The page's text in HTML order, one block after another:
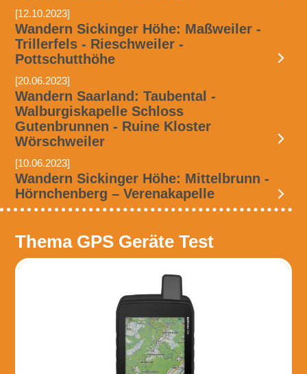
[12.10.2023]
Wandern Sickinger Höhe: Maßweiler -
Trillerfels - Rieschweiler -
Pottschutthöhe
[20.06.2023]
Wandern Saarland: Taubental -
Walburgiskapelle Schloss
Gutenbrunnen - Ruine Kloster
Wörschweiler
[10.06.2023]
Wandern Sickinger Höhe: Mittelbrunn -
Hörnchenberg – Verenakapelle
Thema GPS Geräte Test